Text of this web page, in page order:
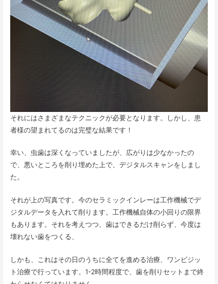
それにはさまざまなテクニックが必要となります。しかし、患
者様の望まれてるのは完璧な結果です！
幸い、虫歯は深くなっていましたが、広がりは少なかったの
で、悪いところを削り埋めた上で、デジタルスキャンをしまし
た。
それが上の写真です。今のセラミックインレーは工作機械でデ
ジタルデータを入れて削ります。工作機械自体の小回りの限界
もあります。それを考えつつ、歯はできるだけ削らず、今度は
壊れない歯をつくる、
しかも、これはその日のうちに全てを進める治療、ワンビジッ
ト治療で行っています。1-2時間程度で、歯を削りセットまで終